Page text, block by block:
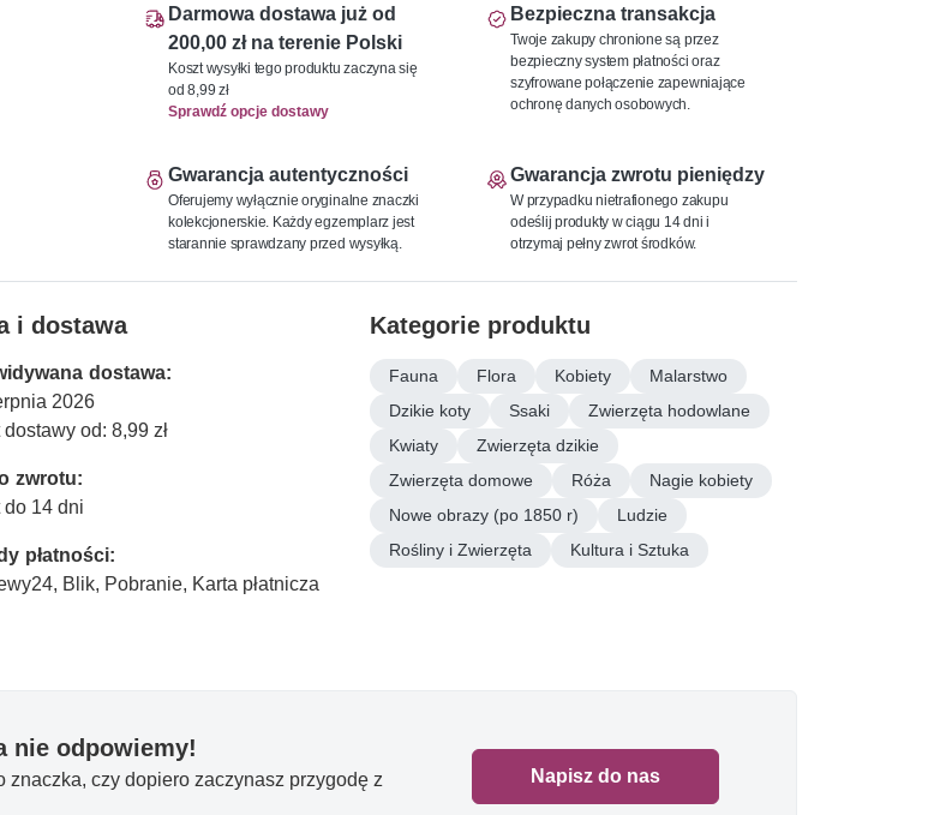
Darmowa dostawa już od
200,00 zł na terenie Polski
Koszt wysyłki tego produktu zaczyna się
od 8,99 zł
Sprawdź opcje dostawy
Bezpieczna transakcja
Twoje zakupy chronione są przez
bezpieczny system płatności oraz
szyfrowane połączenie zapewniające
ochronę danych osobowych.
Gwarancja autentyczności
Oferujemy wyłącznie oryginalne znaczki
kolekcjonerskie. Każdy egzemplarz jest
starannie sprawdzany przed wysyłką.
Gwarancja zwrotu pieniędzy
W przypadku nietrafionego zakupu
odeślij produkty w ciągu 14 dni i
otrzymaj pełny zwrot środków.
i dostawa
dostawa:
2026
od: 8,99 zł
zwrotu:
do 14 dni
płatności:
Blik, Pobranie, Karta płatnicza
Kategorie produktu
Fauna Flora Kobiety
Malarstwo
Dzikie koty
Ssaki
Zwierzęta hodowlane
Kwiaty
Zwierzęta dzikie
Zwierzęta domowe
Róża
Nagie kobiety
Nowe obrazy (po 1850 r)
Ludzie
Rośliny i Zwierzęta
Kultura i Sztuka
nie odpowiemy!
czy dopiero zaczynasz przygodę z
Napisz do nas